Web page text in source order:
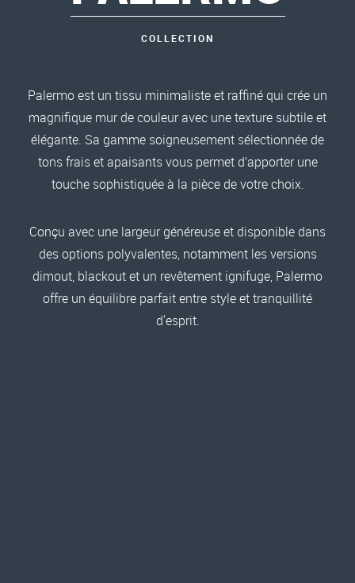
COLLECTION
Palermo est un tissu minimaliste et raffiné qui crée un
magnifique mur de couleur avec une texture subtile et
élégante. Sa gamme soigneusement sélectionnée de
tons frais et apaisants vous permet d’apporter une
touche sophistiquée à la pièce de votre choix.
Conçu avec une largeur généreuse et disponible dans
des options polyvalentes, notamment les versions
dimout, blackout et un revêtement ignifuge, Palermo
offre un équilibre parfait entre style et tranquillité
d'esprit.